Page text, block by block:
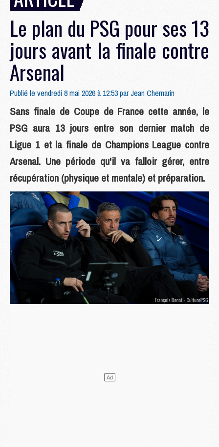
Le plan du PSG pour ses 13
jours avant la finale contre
Arsenal
Publié le vendredi 8 mai 2026 à 12:53 parJean Chemarin
Sans finale de Coupe de France cette année, le
PSG aura 13 jours entre son dernier match de
Ligue 1 et la finale de Champions League contre
Arsenal. Une période qu'il va falloir gérer, entre
récupération (physique et mentale) et préparation.